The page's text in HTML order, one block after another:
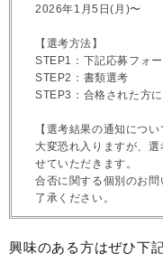
2026年1月5日(月)〜
【選考方法】
STEP1：下記応募フォ
STEP2：書類選考
STEP3：合格された方
【選考結果の通知につい
大変恐れ入りますが、
せていただきます。
合否に関する個別のお
了承ください。
興味のある方はぜひ下